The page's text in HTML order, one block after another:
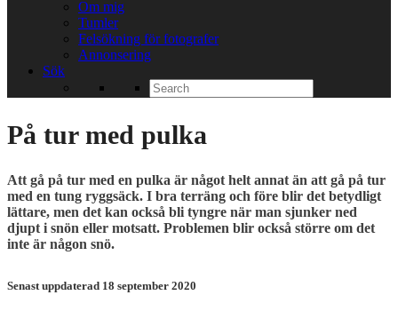
Om mig
Tumler
Felsökning för fotografer
Annonsering
Sök
Search
for:
På tur med pulka
Att gå på tur med en pulka är något helt annat än att gå på tur
med en tung ryggsäck. I bra terräng och före blir det betydligt
lättare, men det kan också bli tyngre när man sjunker ned
djupt i snön eller motsatt. Problemen blir också större om det
inte är någon snö.
Senast uppdaterad 18 september 2020